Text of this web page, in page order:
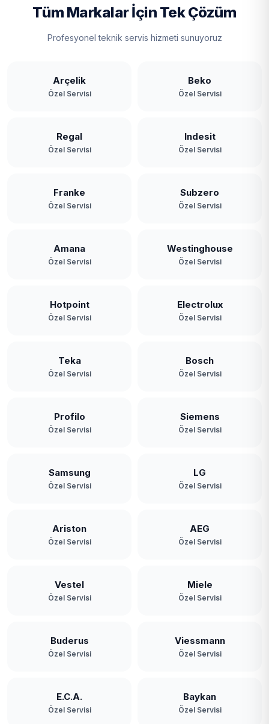
Tüm Markalar İçin Tek Çözüm
Profesyonel teknik servis hizmeti sunuyoruz
Arçelik
Özel Servisi
Beko
Özel Servisi
Regal
Özel Servisi
Indesit
Özel Servisi
Franke
Özel Servisi
Subzero
Özel Servisi
Amana
Özel Servisi
Westinghouse
Özel Servisi
Hotpoint
Özel Servisi
Electrolux
Özel Servisi
Teka
Özel Servisi
Bosch
Özel Servisi
Profilo
Özel Servisi
Siemens
Özel Servisi
Samsung
Özel Servisi
LG
Özel Servisi
Ariston
Özel Servisi
AEG
Özel Servisi
Vestel
Özel Servisi
Miele
Özel Servisi
Buderus
Özel Servisi
Viessmann
Özel Servisi
E.C.A.
Özel Servisi
Baykan
Özel Servisi